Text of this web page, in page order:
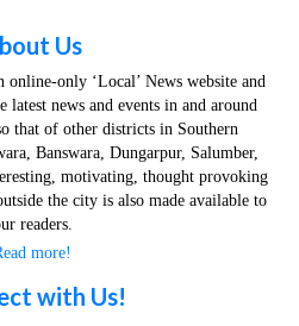
Us
only ‘Local’ News website and
news and events in and around
that of other districts in Southern
Banswara, Dungarpur, Salumber,
motivating, thought provoking
the city is also made available to
readers.
more!
with Us!